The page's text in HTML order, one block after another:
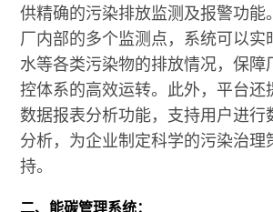
供精确的污染排放监测及报警功能
厂内部的多个监测点，系统可以实
水等各类污染物的排放情况，保障
控体系的高效运转。此外，平台还
数据报表分析功能，支持用户进行
分析，为企业制定科学的污染治理
持。
二、能碳管理系统：